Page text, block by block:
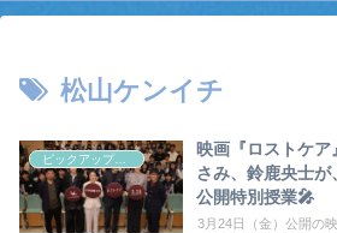
松山ケンイチ
ピックアップシネマ
映画『ロストケア
さみ、鈴鹿央士
公開特別授業🎤
3月24日（金）公開の